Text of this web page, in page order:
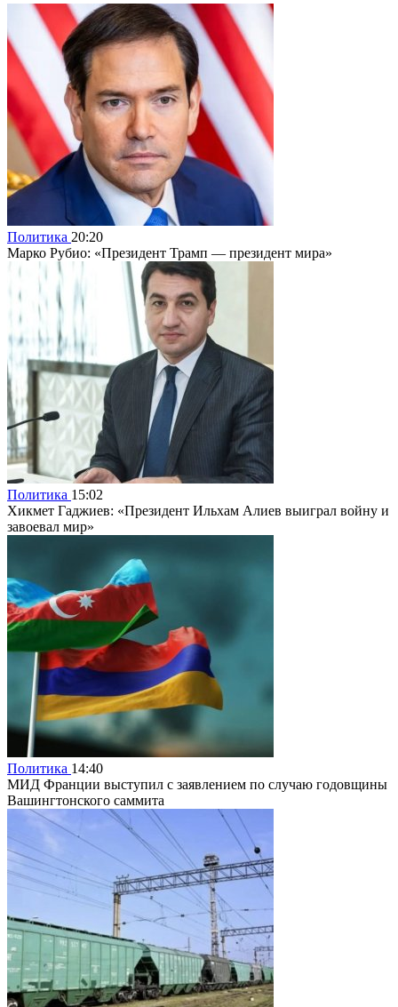
Политика 20:20
Марко Рубио: «Президент Трамп — президент мира»
Политика 15:02
Хикмет Гаджиев: «Президент Ильхам Алиев выиграл войну и
завоевал мир»
Политика 14:40
МИД Франции выступил с заявлением по случаю годовщины
Вашингтонского саммита